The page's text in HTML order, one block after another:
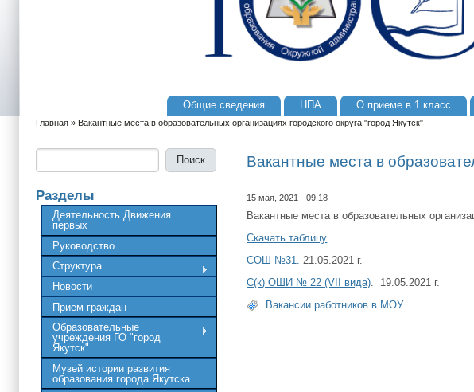
Общие сведения НПА О приеме в 1 класс
Вы здесь
Главная » Вакантные места в образовательных организациях городского округа "город Якутск"
Разделы
Деятельность Движения
первых
Руководство
Структура
Новости
Прием граждан
Образовательные
учреждения ГО "город
Якутск"
Музей истории развития
образования города Якутска
Вакантные места в
15 мая, 2021 - 09:18
Вакантные места в образовательных
Cкачать таблицу
СОШ №31. 21.05.2021 г.
С(к) ОШИ № 22 (VII вида) . 19.05.2021 г.
Вакансии работников в МОУ